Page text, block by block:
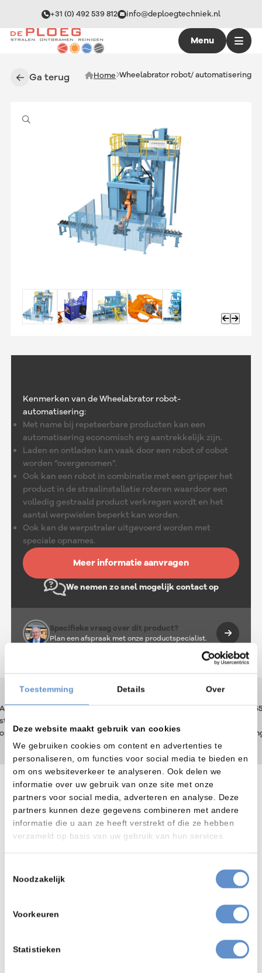
Toestemming Details Over
Deze website maakt gebruik van cookies
We gebruiken cookies om content en advertenties te
personaliseren, om functies voor social media te bieden en
om ons websiteverkeer te analyseren. Ook delen we
informatie over uw gebruik van onze site met onze
partners voor social media, adverteren en analyse. Deze
partners kunnen deze gegevens combineren met andere
informatie die u aan ze heeft verstrekt of die ze hebben
verzameld op basis van uw gebruik van hun services.
Noodzakelijk
Voorkeuren
Statistieken
+31 (0) 492 539 812 info@deploegtechniek.nl
Menu
Ga terug Home Wheelabrator robot/ automatisering
Kenmerken van de Wheelabrator robot-
automatisering:
Met name bij repeteerbare producten kan een
automatisering economisch erg aantrekkelijk zijn.
Laden en ontladen kan vaak door een robot of cobot
worden “overgenomen”.
Ook kan een robot in combinatie met een gripper het
product in de straalinstallatie roteren waardoor een
volledig gestraald product verkregen wordt en het
aantal werpwielen beperkt kan worden.
Ook kan de werpstraler uitgevoerd worden met
speciale opnames.
Meer informatie aanvragen
We nemen zo snel mogelijk contact op
Specifieke vraag over dit product?
Plan een afspraak met onze productspecialist.
één
Service
alle
Ruim 65
ervaring
Advies
op één
alle
Ruim 65
ervaring
Overzicht
Het toepassen van automatische be- en ontlading middels
een robot en speciale grippers/ opnames is maatwerk.
De Ploeg en Wheelabrator beschikken over de nodige kennis
vinden op de